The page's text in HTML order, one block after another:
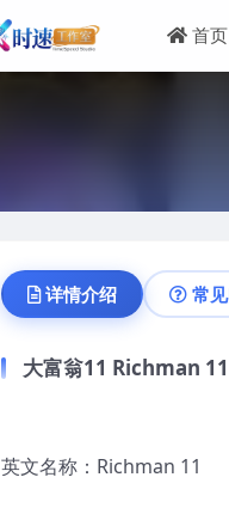
首页
详情介绍 常
大富翁11 Richman
英文名称：Richman 11